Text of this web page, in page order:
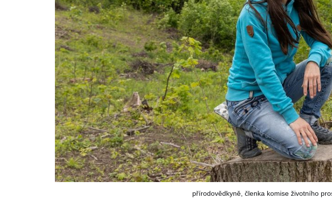
přírodovědkyně, členka komise životního